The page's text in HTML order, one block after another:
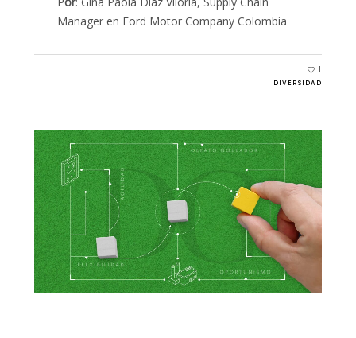
Manager en Ford Motor Company Colombia
1
DIVERSIDAD